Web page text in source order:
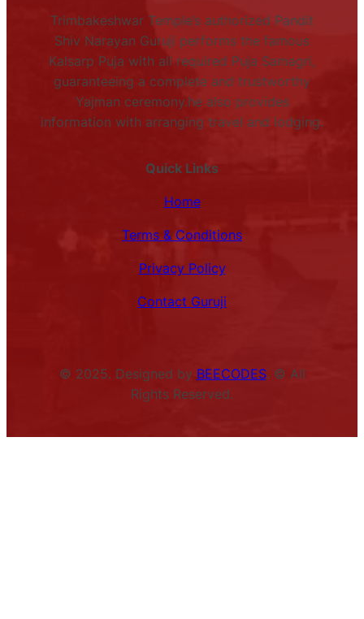
Trimbakeshwar Temple’s authorized Pandit
Shiv Narayan Guruji performs the famous
Kalsarp Puja with all required Puja Samagri,
guaranteeing a complete and trustworthy
Yajman ceremony.he also provides
information with arranging travel and lodging.
Quick Links
Home
Terms & Conditions
Privacy Policy
Contact Guruji
© 2025. Designed by BEECODES. © All
Rights Reserved.